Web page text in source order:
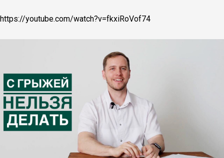
https://youtube.com/watch?v=fkxiRoVof74